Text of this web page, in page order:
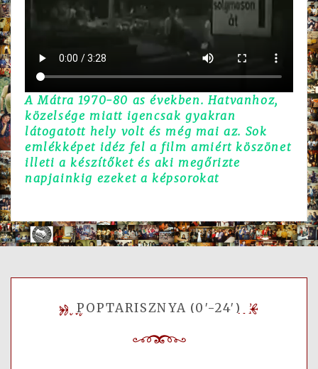
A Mátra 1970-80 as években. Hatvanhoz,
közelsége miatt igencsak gyakran
látogatott hely volt és még mai az. Sok
emlékképet idéz fel a film amiért köszönet
illeti a készítőket és aki megőrizte
napjainkig ezeket a képsorokat
POPTARISZNYA (0′-24′)